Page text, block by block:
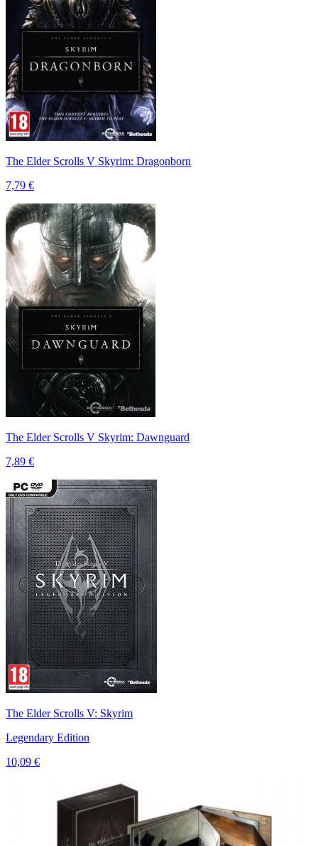
The Elder Scrolls V Skyrim: Dragonborn
7,79 €
The Elder Scrolls V Skyrim: Dawnguard
7,89 €
The Elder Scrolls V: Skyrim
Legendary Edition
10,09 €